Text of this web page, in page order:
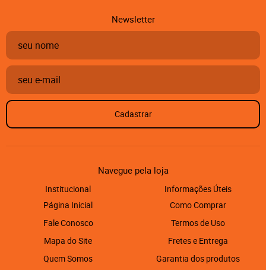
Newsletter
Cadastrar
Navegue pela loja
Institucional
Página Inicial
Fale Conosco
Mapa do Site
Quem Somos
Informações Úteis
Como Comprar
Termos de Uso
Fretes e Entrega
Garantia dos produtos